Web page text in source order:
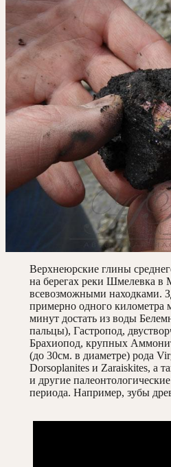
Верхнеюрские глины
на берегах реки Шмелевка в
всевозможными находками.
примерно одного километра
минут достать из воды
пальцы), Гастропод,
Брахиопод, крупных
(до 30см. в диаметре) рода
Dorsoplanites и Zaraiskites, а
и другие
периода. Например, зубы